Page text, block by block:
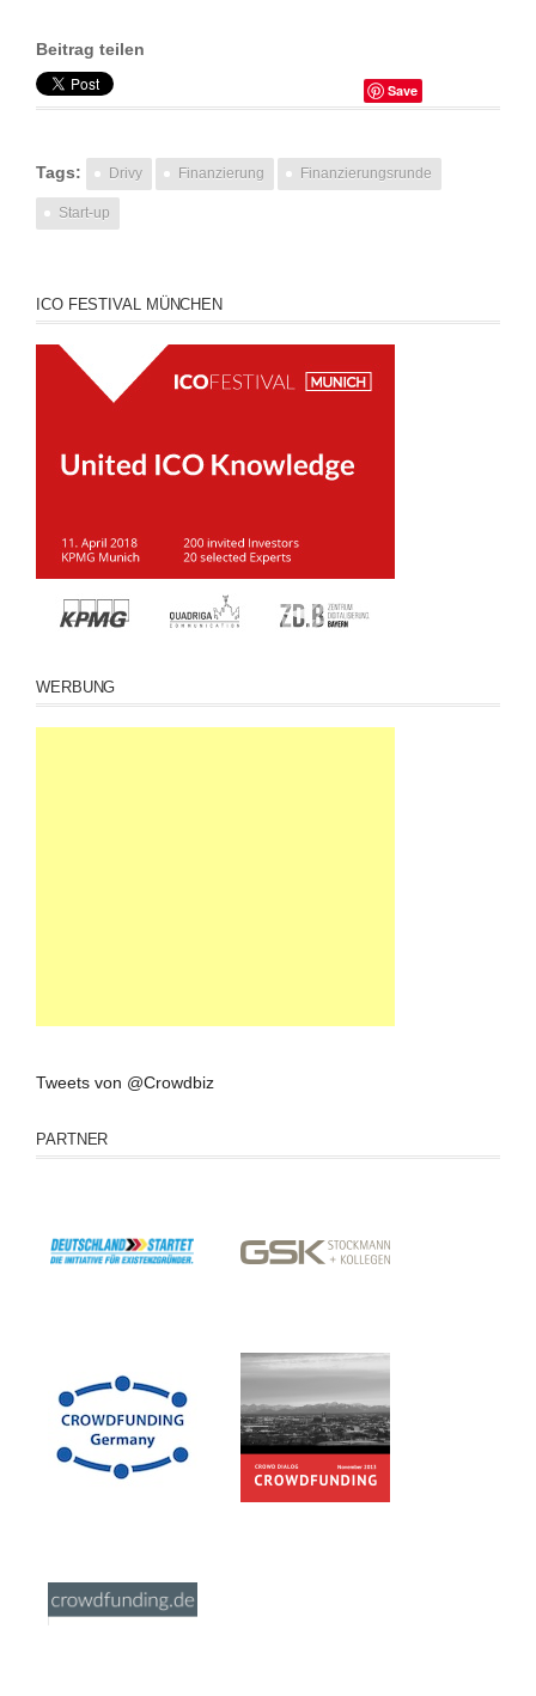
Beitrag teilen
Save
Tags: Drivy Finanzierung Finanzierungsrunde
Start-up
ICO FESTIVAL MÜNCHEN
WERBUNG
Tweets von @Crowdbiz
PARTNER